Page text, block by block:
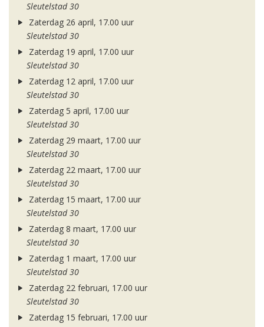
Sleutelstad 30
Zaterdag 26 april, 17.00 uur
Sleutelstad 30
Zaterdag 19 april, 17.00 uur
Sleutelstad 30
Zaterdag 12 april, 17.00 uur
Sleutelstad 30
Zaterdag 5 april, 17.00 uur
Sleutelstad 30
Zaterdag 29 maart, 17.00 uur
Sleutelstad 30
Zaterdag 22 maart, 17.00 uur
Sleutelstad 30
Zaterdag 15 maart, 17.00 uur
Sleutelstad 30
Zaterdag 8 maart, 17.00 uur
Sleutelstad 30
Zaterdag 1 maart, 17.00 uur
Sleutelstad 30
Zaterdag 22 februari, 17.00 uur
Sleutelstad 30
Zaterdag 15 februari, 17.00 uur